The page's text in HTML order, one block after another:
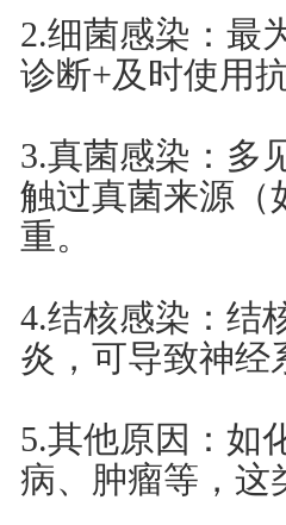
2.细菌感染：最
诊断+及时使用
3.真菌感染：多
触过真菌来源（
重。
4.结核感染：结
炎，可导致神经
5.其他原因：如
病、肿瘤等，这